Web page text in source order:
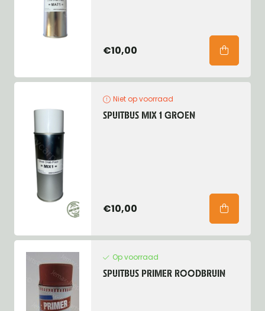
€10,00
Niet op voorraad
SPUITBUS MIX 1 GROEN
€10,00
Op voorraad
SPUITBUS PRIMER ROODBRUIN